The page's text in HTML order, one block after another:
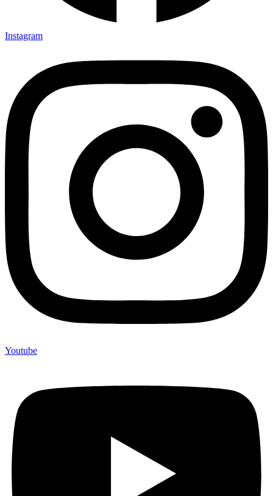
Instagram
Youtube